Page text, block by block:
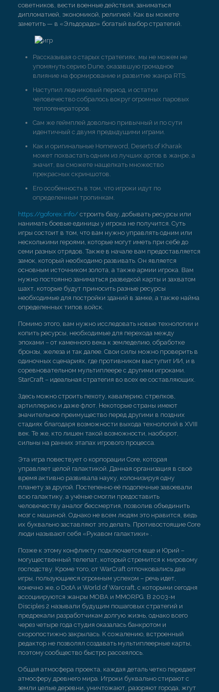
советников, вести военные действия, заниматься
дипломатией, экономикой, религией. Как вы можете
заметить — в «Эльдорадо» богатый выбор стратегий.
Рассказывая о старых стратегиях, мы не можем не
упомянуть серию Dune, оказавшую громадное
влияние на формирование и развитие жанра RTS.
Наступил ледниковый период, и остатки
человечество собралось вокруг огромных паровых
теплогенераторов.
Сам же геймплей довольно привычный и по сути
идентичный с двумя предыдущими играми.
Как и оригинальные Homeword, Deserts of Kharak
может похвастать одним из лучших артов в жанре, а
значит, вы сможете нащелкать множество
прекрасных скриншотов.
Его особенность в том, что игроки идут по
определенным тропинкам.
https://goforex.info/ строить базу, добывать ресурсы или
нанимать боевые единицы у игрока не получится. Суть
игры состоит в том, что вам нужно управлять одним или
несколькими героями, которые могут иметь при себе до
семи разных отрядов. Также в начале вам предоставляется
замок, который необходимо развивать. Он является
основным источником золота, а также армии игрока. Вам
нужно постоянно заниматься разведкой карты и захватом
шахт, которые будут приносить разные ресурсы
необходимые для постройки зданий в замке, а также найма
определенных типов войск.
Помимо этого, вам нужно исследовать новые технологии и
копить ресурсы, необходимые для перехода между
эпохами – от каменного века к земледелию, обработке
бронзы, железа и так далее. Свои силы можно проверить в
одиночных сценариях, где противником выступит ИИ, и в
соревновательном мультиплеере с другими игроками.
StarCraft – идеальная стратегия во всех ее составляющих.
Здесь можно строить пехоту, кавалерию, стрелков,
артиллерию и даже флот. Некоторые страны имеют
значительное преимущество перед другими в поздних
стадиях благодаря возможности выхода технологий в XVIII
век. Те же, кто лишен такой возможности, наоборот,
сильны на ранних этапах игрового процесса.
Эта игра повествует о корпорации Core, которая
управляет целой галактикой. Данная организация в своё
время активно развивала науку, колонизируя одну
планету за другой. Постепенно её подопечные завоевали
всю галактику, а учёные смогли предоставить
человечеству аналог бессмертия, позволив объединить
мозг с машиной. Однако не всем людям это нравится, ведь
их буквально заставляют это делать. Противостоящие Core
люди называют себя «Рукавом галактики» .
Позже к этому конфликту подключается еще и Юрий –
могущественный телепат, который стремится к мировому
господству. Кроме того, от WarCraft отпочковались две
игры, пользующиеся огромным успехом – речь идет,
конечно же, о DotA и World of Warcraft, с которыми сегодня
ассоциируются жанры MOBA и MMORPG. В 2003-м
Disciples 2 называли будущим пошаговых стратегий и
предрекали разработчикам долгую жизнь, однако всего
через четыре года студия оказалась банкротом и
скоропостижно закрылась. К сожалению, встроенный
редактор не позволял создавать мультиплеерные карты,
поэтому сообщество быстро рассеялось.
Общая атмосфера проекта, каждая деталь четко передает
атмосферу древнего мира. Игроки буквально стирают с
земли целые деревни, уничтожают, разоряют города, жгут